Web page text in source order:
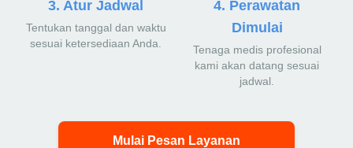
3. Atur Jadwal
Tentukan tanggal dan waktu
sesuai ketersediaan Anda.
4. Perawatan
Dimulai
Tenaga medis profesional
kami akan datang sesuai
jadwal.
Mulai Pesan Layanan